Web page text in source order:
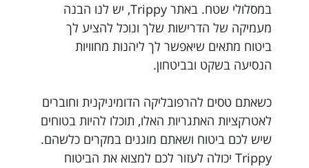
במסלולי שטח. באתר Trippy, יש לנו הבנה
מעמיקה של הדרישות שלך ונוכל להציע לך
ביטוח מתאים שיאפשר לך ליהנות מחוויות
הנסיעה בשקט ובביטחון.
כשאתם טסים להרפובליקה הדומיניקנית וחוברים
לאטרקציות האתגריות האלו, תוכלו להיות בטוחים
שיש לכם ביטוח ושאתם מוגנים במקרים כלשהם.
Trippy יכולה לעזור לכם למצוא את הביטוח